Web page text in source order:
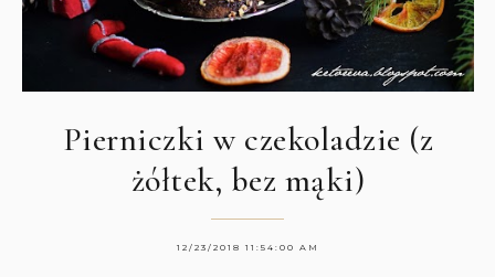
Pierniczki w czekoladzie (z
żółtek, bez mąki)
12/23/2018 11:54:00 AM